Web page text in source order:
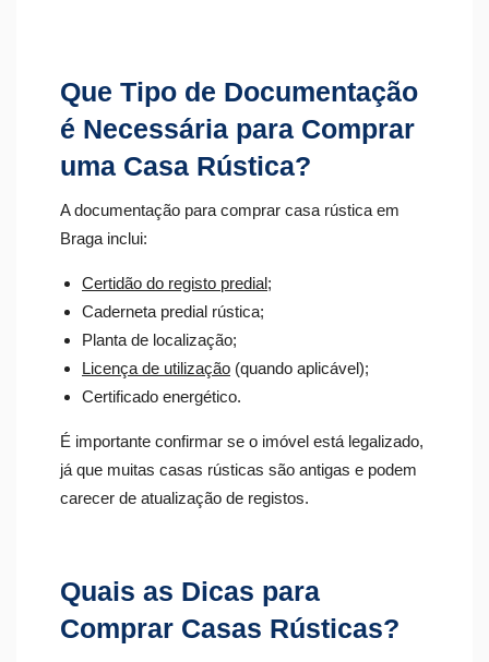
Que Tipo de Documentação
é Necessária para Comprar
uma Casa Rústica?
A documentação para comprar casa rústica em
Braga inclui:
Certidão do registo predial;
Caderneta predial rústica;
Planta de localização;
Licença de utilização (quando aplicável);
Certificado energético.
É importante confirmar se o imóvel está legalizado,
já que muitas casas rústicas são antigas e podem
carecer de atualização de registos.
Quais as Dicas para
Comprar Casas Rústicas?